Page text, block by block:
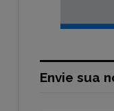
Envie sua